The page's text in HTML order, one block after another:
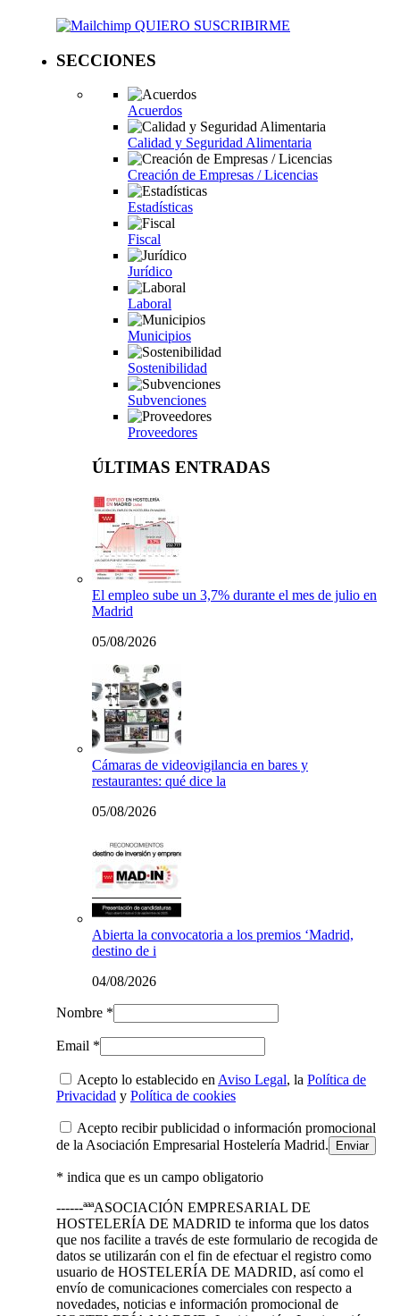
QUIERO SUSCRIBIRME
SECCIONES
Acuerdos
Calidad y Seguridad Alimentaria
Creación de Empresas / Licencias
Estadísticas
Fiscal
Jurídico
Laboral
Municipios
Sostenibilidad
Subvenciones
Proveedores
ÚLTIMAS ENTRADAS
El empleo sube un 3,7% durante el mes de julio en
Madrid
05/08/2026
Cámaras de videovigilancia en bares y
restaurantes: qué dice la
05/08/2026
Abierta la convocatoria a los premios ‘Madrid,
destino de i
04/08/2026
Nombre *
Email *
Acepto lo establecido en Aviso Legal, la Política de
Privacidad y Política de cookies
Acepto recibir publicidad o información promocional
de la Asociación Empresarial Hostelería Madrid.
* indica que es un campo obligatorio
------ªªªASOCIACIÓN EMPRESARIAL DE
HOSTELERÍA DE MADRID te informa que los datos
que nos facilite a través de este formulario de recogida de
datos se utilizarán con el fin de efectuar el registro como
usuario de HOSTELERÍA DE MADRID, así como el
envío de comunicaciones comerciales con respecto a
novedades, noticias e información promocional de